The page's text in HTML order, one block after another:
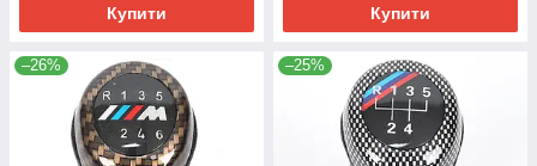
Купити Купити
–26% –25%